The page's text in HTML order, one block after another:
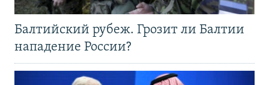
Балтийский рубеж. Грозит ли Балтии
нападение России?